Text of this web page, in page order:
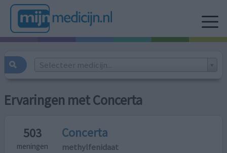
Selecteer medicijn...
Ervaringen met Concerta
503
meningen
Concerta
methylfenidaat